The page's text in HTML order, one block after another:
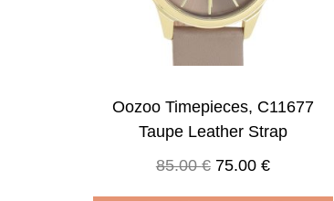
Oozoo Timepieces, C11677
Taupe Leather Strap
85.00€ 75.00 €